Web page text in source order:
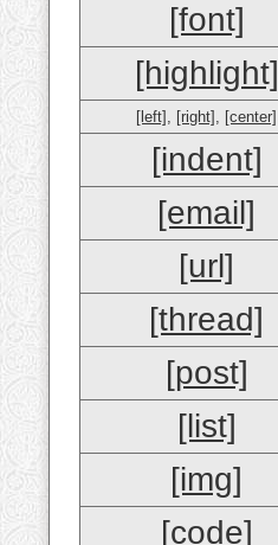
[font]
[highlight]
[left] , [right] , [center]
[indent]
[email]
[url]
[thread]
[post]
[list]
[img]
[code]